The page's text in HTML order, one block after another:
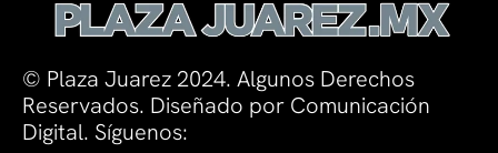
© Plaza Juarez 2024. Algunos Derechos
Reservados. Diseñado por Comunicación
Digital. Síguenos: